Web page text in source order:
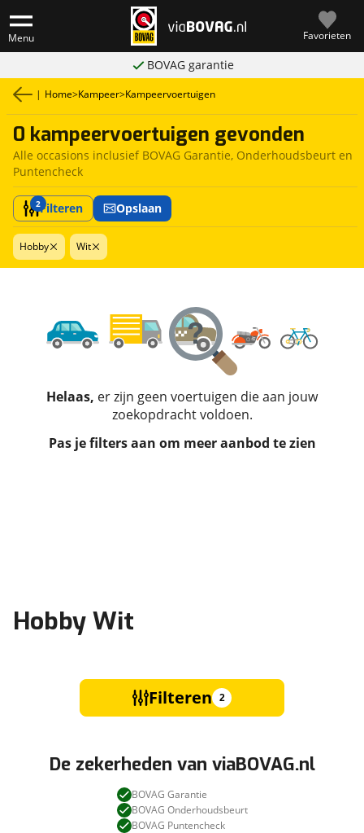
Menu Favorieten
BOVAG garantie
| Home>Kampeer>Kampeervoertuigen
0 kampeervoertuigen gevonden
Alle occasions inclusief BOVAG Garantie, Onderhoudsbeurt en
Puntencheck
2Filteren Opslaan
Hobby Wit
Helaas, er zijn geen voertuigen die aan jouw
zoekopdracht voldoen.
Pas je filters aan om meer aanbod te zien
Hobby Wit
Filteren 2
De zekerheden van viaBOVAG.nl
BOVAG Garantie
BOVAG Onderhoudsbeurt
BOVAG Puntencheck